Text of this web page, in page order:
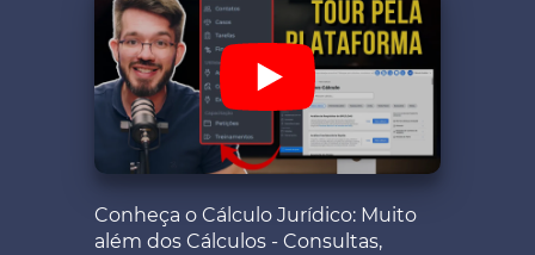
Conheça o Cálculo Jurídico: Muito
além dos Cálculos - Consultas,